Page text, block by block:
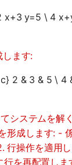
y=5 \ 4
ます:
2 & 3 & 5 \ 4
システムを解
形成します: -
行操作を適用
行を再配置し